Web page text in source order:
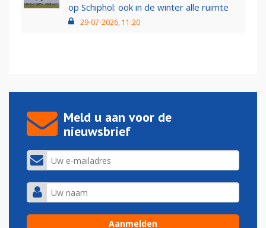
op Schiphol: ook in de winter alle ruimte
29-07-2026, 11:20
Meld u aan voor de
nieuwsbrief